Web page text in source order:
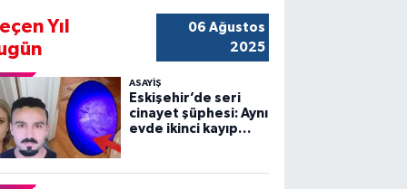
Yıl
06 Ağustos
2025
ASAYİŞ
Eskişehir’de seri
cinayet şüphesi: Aynı
evde ikinci kayıp